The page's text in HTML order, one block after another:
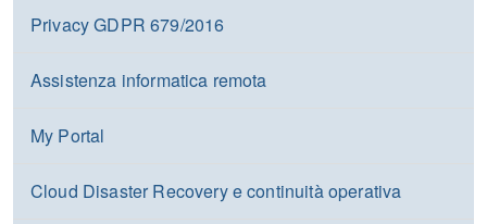
Privacy GDPR 679/2016
Assistenza informatica remota
My Portal
Cloud Disaster Recovery e continuità operativa